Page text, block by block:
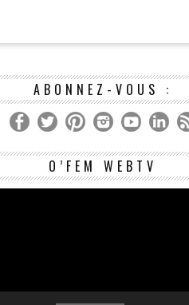
ABONNEZ-VOUS :
O’FEM WEBTV